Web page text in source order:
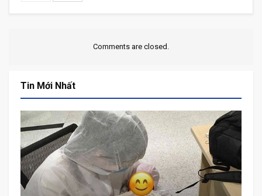
Comments are closed.
Tin Mới Nhất